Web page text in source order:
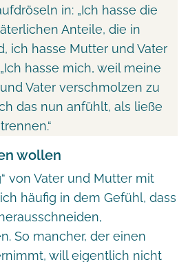
in: „Ich hasse die
Anteile, die in
ich hasse Mutter und Vater
hasse mich, weil meine
Vater verschmolzen zu
das nun anfühlt, als ließe
wollen
von Vater und Mutter mit
häufig in dem Gefühl, dass
So mancher, der einen
will eigentlich nicht